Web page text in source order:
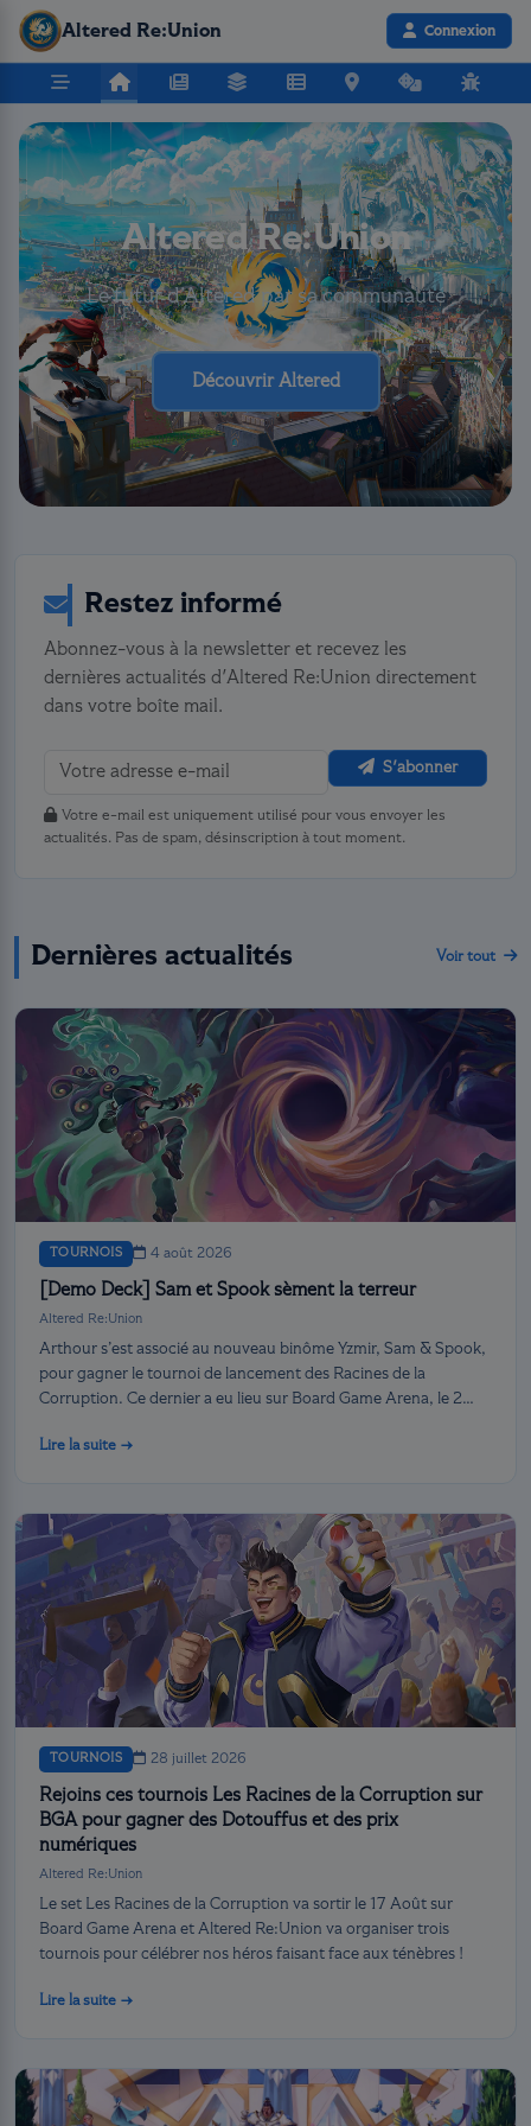
Altered Re:Union Connexion
Altered Re:Union
Le futur d’Altered par sa communauté
Découvrir Altered
Restez informé
Abonnez-vous à la newsletter et recevez les
dernières actualités d'Altered Re:Union directement
dans votre boîte mail.
S'abonner
Votre e-mail est uniquement utilisé pour vous envoyer les
actualités. Pas de spam, désinscription à tout moment.
Dernières actualités Voir tout
TOURNOIS 4 août 2026
[Demo Deck] Sam et Spook sèment la terreur
Altered Re:Union
Arthour s’est associé au nouveau binôme Yzmir, Sam & Spook,
pour gagner le tournoi de lancement des Racines de la
Corruption. Ce dernier a eu lieu sur Board Game Arena, le 2
Lire la suite →
TOURNOIS 28 juillet 2026
Rejoins ces tournois Les Racines de la Corruption sur
BGA pour gagner des Dotouffus et des prix
numériques
Altered Re:Union
Le set Les Racines de la Corruption va sortir le 17 Août sur
Board Game Arena et Altered Re:Union va organiser trois
tournois pour célébrer nos héros faisant face aux ténèbres !
Lire la suite →